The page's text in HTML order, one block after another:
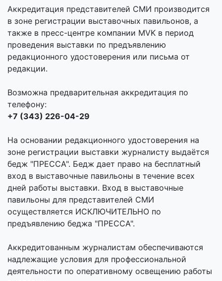
Аккредитация представителей СМИ производится
в зоне регистрации выставочных павильонов, а
также в пресс-центре компании MVK в период
проведения выставки по предъявлению
редакционного удостоверения или письма от
редакции.
Возможна предварительная аккредитация по
телефону:
+7 (343) 226-04-29
На основании редакционного удостоверения на
зоне регистрации выставки журналисту выдаётся
бедж "ПРЕССА". Бедж дает право на бесплатный
вход в выставочные павильоны в течение всех
дней работы выставки. Вход в выставочные
павильоны для представителей СМИ
осуществляется ИСКЛЮЧИТЕЛЬНО по
предъявлению беджа "ПРЕССА".
Аккредитованным журналистам обеспечиваются
надлежащие условия для профессиональной
деятельности по оперативному освещению работы